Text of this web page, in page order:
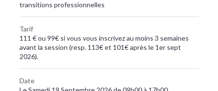
transitions professionnelles
Tarif
111 € ou 99€ si vous vous inscrivez au moins 3 semaines
avant la session (resp. 113€ et 101€ après le 1er sept
2026).
Date